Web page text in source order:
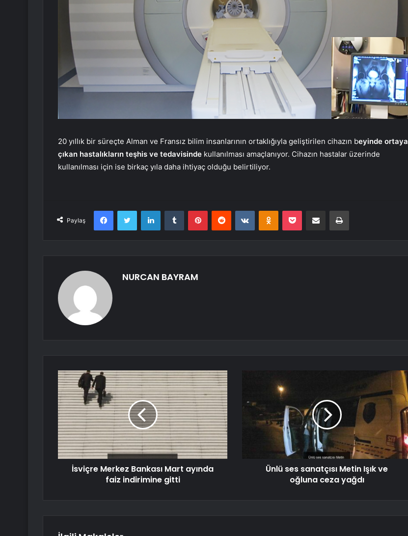
20 yıllık bir süreçte Alman ve Fransız bilim insanlarının ortaklığıyla geliştirilen cihazın beyinde ortaya
çıkan hastalıkların teşhis ve tedavisinde kullanılması amaçlanıyor. Cihazın hastalar üzerinde
kullanılması için ise birkaç yıla daha ihtiyaç olduğu belirtiliyor.
Paylaş
FacebookTwitter LinkedInTumblr PinterestReddit VKontakteOdnoklassniki
Pocket E-Posta ile paylaş Yazdır
NURCAN BAYRAM
İsviçre Merkez Bankası Mart ayında
faiz indirimine gitti
Ünlü ses sanatçısı Metin Işık ve
oğluna ceza yağdı